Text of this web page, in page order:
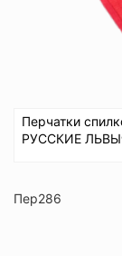
Перчатки
РУССКИЕ
Пер286